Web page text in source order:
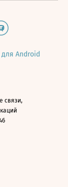
для Android
связи,